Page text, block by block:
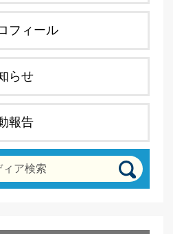
フィール
らせ
報告
検索